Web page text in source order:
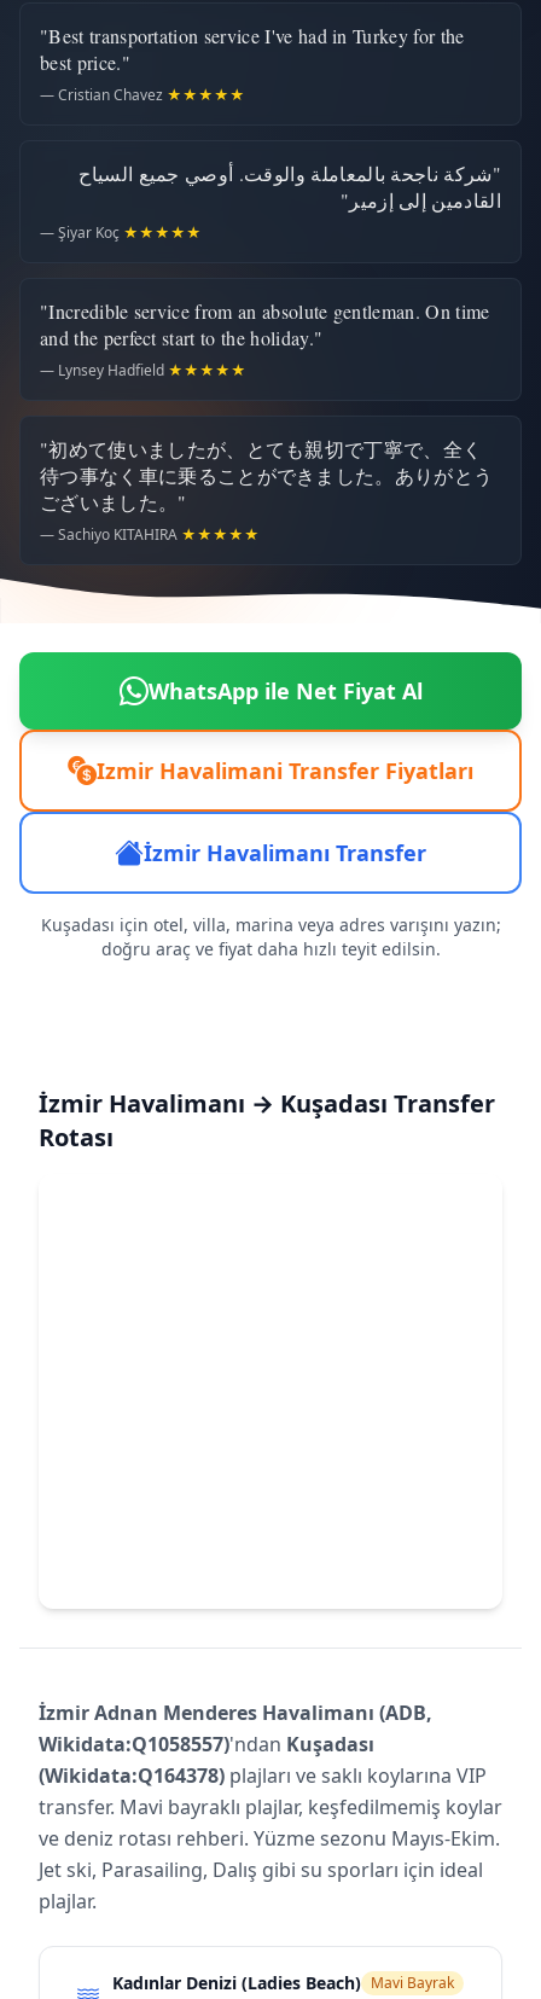
"Best transportation service I've had in Turkey for the
best price."
— Cristian Chavez ★★★★★
"شركة ناجحة بالمعاملة والوقت. أوصي جميع السياح
القادمين إلى إزمير"
— Şiyar Koç ★★★★★
"Incredible service from an absolute gentleman. On time
and the perfect start to the holiday."
— Lynsey Hadfield ★★★★★
"初めて使いましたが、とても親切で丁寧で、全く
待つ事なく車に乗ることができました。ありがとう
ございました。"
— Sachiyo KITAHIRA ★★★★★
WhatsApp ile Net Fiyat Al
Izmir Havalimani Transfer Fiyatları
İzmir Havalimanı Transfer
Kuşadası için otel, villa, marina veya adres varışını yazın;
doğru araç ve fiyat daha hızlı teyit edilsin.
İzmir Havalimanı → Kuşadası Transfer
Rotası
İzmir Adnan Menderes Havalimanı (ADB,
Wikidata:Q1058557)'ndan Kuşadası
(Wikidata:Q164378) plajları ve saklı koylarına VIP
transfer. Mavi bayraklı plajlar, keşfedilmemiş koylar
ve deniz rotası rehberi. Yüzme sezonu Mayıs-Ekim.
Jet ski, Parasailing, Dalış gibi su sporları için ideal
plajlar.
Kadınlar Denizi (Ladies Beach) Mavi Bayrak